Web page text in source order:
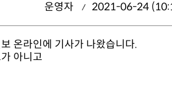
운영자 2021-06-24
온라인에 기사가 나왔습니다.
아니고